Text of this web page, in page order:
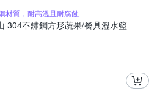
材質，耐高溫且耐腐蝕
304不鏽鋼方形蔬果/餐具瀝水籃